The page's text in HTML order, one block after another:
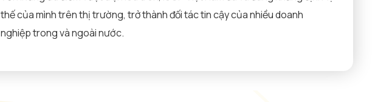
thế của mình trên thị trường, trở thành đối tác tin cậy của nhiều doanh
nghiệp trong và ngoài nước.